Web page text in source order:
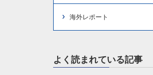
海外レポート
よく読まれている記事